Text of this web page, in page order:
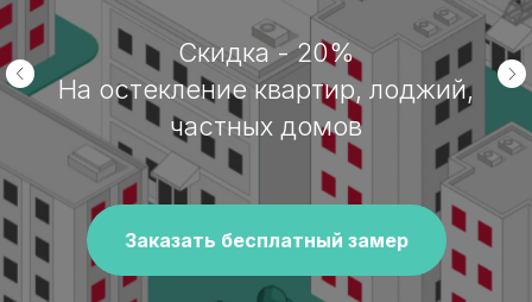
Скидка - 20%
На остекление квартир, лоджий,
частных домов
Заказать бесплатный замер